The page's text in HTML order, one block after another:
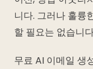
니다. 그러나 훌륭
할 필요는 없습니
무료 AI 이메일 생